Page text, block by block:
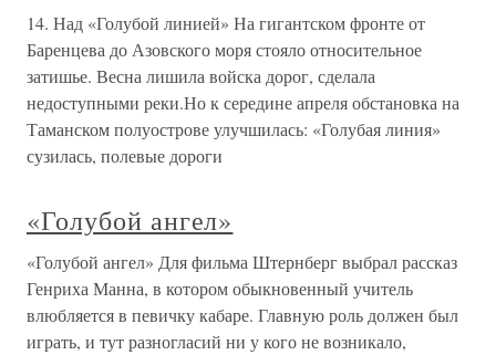
14. Над «Голубой линией» На гигантском фронте от
Баренцева до Азовского моря стояло относительное
затишье. Весна лишила войска дорог, сделала
недоступными реки.Но к середине апреля обстановка на
Таманском полуострове улучшилась: «Голубая линия»
сузилась, полевые дороги
«Голубой ангел»
«Голубой ангел» Для фильма Штернберг выбрал рассказ
Генриха Манна, в котором обыкновенный учитель
влюбляется в певичку кабаре. Главную роль должен был
играть, и тут разногласий ни у кого не возникало,